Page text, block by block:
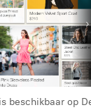
beschikbaar op